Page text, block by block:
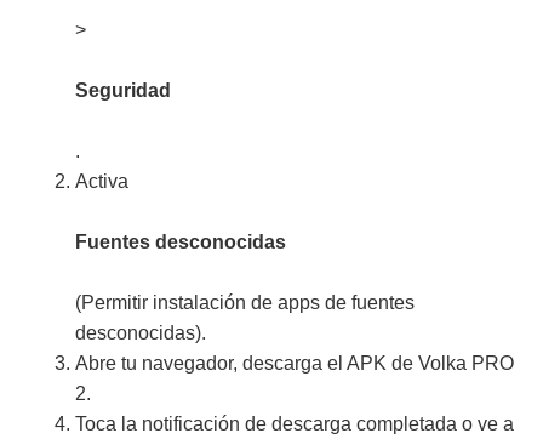
>
Seguridad
.
Activa
Fuentes desconocidas
(Permitir instalación de apps de fuentes
desconocidas).
Abre tu navegador, descarga el APK de Volka PRO
2.
Toca la notificación de descarga completada o ve a